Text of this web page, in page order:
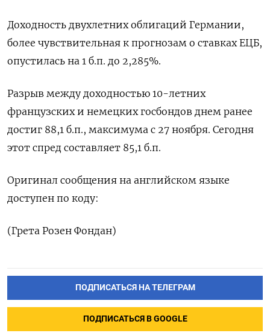
Доходность двухлетних облигаций Германии,
более чувствительная к прогнозам о ставках ЕЦБ,
опустилась на 1 б.п. до 2,285%.
Разрыв между доходностью 10-летних
французских и немецких госбондов днем ранее
достиг 88,1 б.п., максимума с 27 ноября. Сегодня
этот спред составляет 85,1 б.п.
Оригинал сообщения на английском языке
доступен по коду:
(Грета Розен Фондан)
ПОДПИСАТЬСЯ НА ТЕЛЕГРАМ
ПОДПИСАТЬСЯ В GOOGLE